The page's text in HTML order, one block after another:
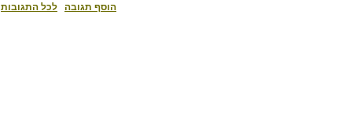
הוסף תגובה
לכל התגובות